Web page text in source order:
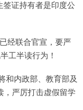
证持有者是印度公
经联合官宣，要严
工半读行为！
和内政部、教育部及
严厉打击虚假留学